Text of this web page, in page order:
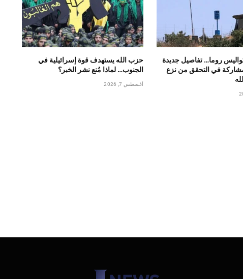
روما… تفاصيل جديدة
في التحقق من نزع
حزب الله يستهدف قوة إسرائيلية في
الجنوب… لماذا مُنع نشر الخبر؟
أغسطس 7, 2026